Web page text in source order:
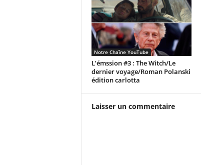
Notre Chaîne YouTube
L’émssion #3 : The Witch/Le
dernier voyage/Roman Polanski
édition carlotta
Laisser un commentaire